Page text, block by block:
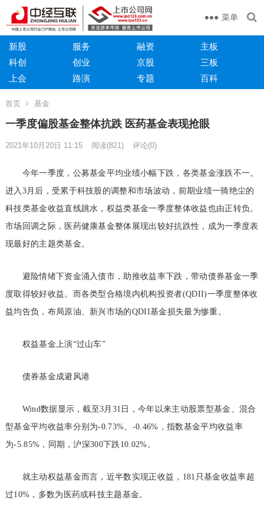
菜单
新股 服务 融资
主板
科创
创业 京股
三板
上会
路演 专题 百科
首页 基金
一季度偏股基金整体抗跌 医药基金表现抢眼
2021年10月20日 11:15 阅读(821) 评论(0)
今年一季度，公募基金平均业绩小幅下跌，各类基金涨跌不一。
进入3月后，受累于科技股的调整和市场波动，前期业绩一骑绝尘的
科技类基金收益直线跳水，权益类基金一季度整体收益也由正转负。
市场回调之际，医药健康基金整体展现出较好抗跌性，成为一季度表
现最好的主题类基金。
避险情绪下资金涌入债市，助推收益率下跌，带动债券基金一季
度取得较好收益。而各类型合格境内机构投资者(QDII)一季度整体收
益均告负，布局原油、新兴市场的QDII基金损失最为惨重。
权益基金上演“过山车”
债券基金成避风港
Wind数据显示，截至3月31日，今年以来主动股票型基金、混合
型基金平均收益率分别为-0.73%、-0.46%，指数基金平均收益率
为-5.85%，同期，沪深300下跌10.02%。
就主动权益基金而言，近半数实现正收益，181只基金收益率超
过10%，多数为医药或科技主题基金。